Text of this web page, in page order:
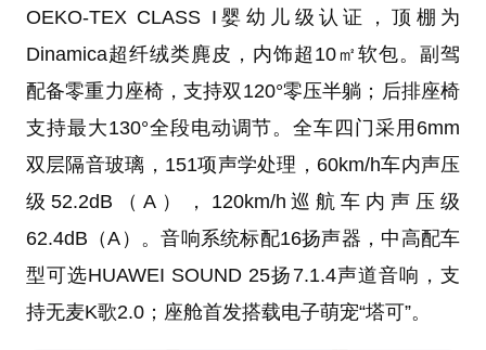
OEKO-TEX CLASS I婴幼儿级认证，顶棚为
Dinamica超纤绒类麂皮，内饰超10㎡软包。副驾
配备零重力座椅，支持双120°零压半躺；后排座椅
支持最大130°全段电动调节。全车四门采用6mm
双层隔音玻璃，151项声学处理，60km/h车内声压
级52.2dB（A），120km/h巡航车内声压级
62.4dB（A）。音响系统标配16扬声器，中高配车
型可选HUAWEI SOUND 25扬7.1.4声道音响，支
持无麦K歌2.0；座舱首发搭载电子萌宠“塔可”。